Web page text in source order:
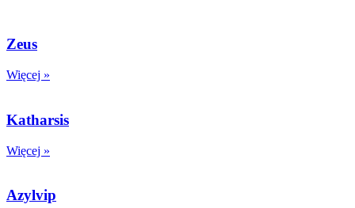
Zeus
Więcej »
Katharsis
Więcej »
Azylvip